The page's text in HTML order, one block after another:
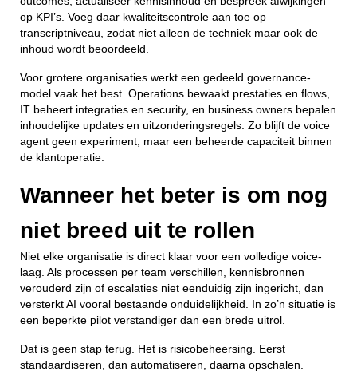
op KPI’s. Voeg daar kwaliteitscontrole aan toe op
transcriptniveau, zodat niet alleen de techniek maar ook de
inhoud wordt beoordeeld.
Voor grotere organisaties werkt een gedeeld governance-
model vaak het best. Operations bewaakt prestaties en flows,
IT beheert integraties en security, en business owners bepalen
inhoudelijke updates en uitzonderingsregels. Zo blijft de voice
agent geen experiment, maar een beheerde capaciteit binnen
de klantoperatie.
Wanneer het beter is om nog
niet breed uit te rollen
Niet elke organisatie is direct klaar voor een volledige voice-
laag. Als processen per team verschillen, kennisbronnen
verouderd zijn of escalaties niet eenduidig zijn ingericht, dan
versterkt AI vooral bestaande onduidelijkheid. In zo’n situatie is
een beperkte pilot verstandiger dan een brede uitrol.
Dat is geen stap terug. Het is risicobeheersing. Eerst
standaardiseren, dan automatiseren, daarna opschalen.